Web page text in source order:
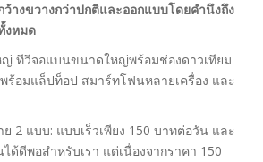
งขวางกว่าปกติและออกแบบโดยคำนึงถึง
งหมด
ทีวีจอแบนขนาดใหญ่พร้อมช่องดาวเทียม
อมแล็ปท็อป สมาร์ทโฟนหลายเครื่อง และ
2 แบบ: แบบเร็วเพียง 150 บาทต่อวัน และ
ดีพอสำหรับเรา แต่เนื่องจากราคา 150